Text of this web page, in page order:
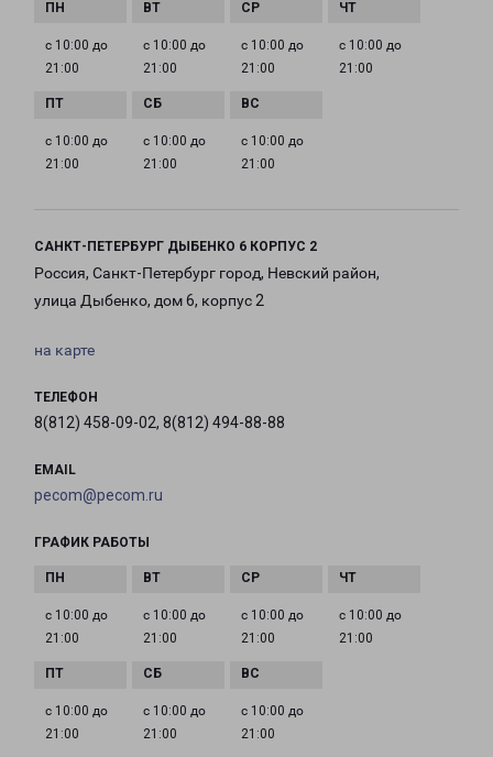
с 10:00 до
21:00
с 10:00 до
21:00
с 10:00 до
21:00
с 10:00 до
21:00
с 10:00 до
21:00
с 10:00 до
21:00
с 10:00 до
21:00
САНКТ-ПЕТЕРБУРГ ДЫБЕНКО 6 КОРПУС 2
Россия, Санкт-Петербург город, Невский район,
улица Дыбенко, дом 6, корпус 2
на карте
ТЕЛЕФОН
8(812) 458-09-02, 8(812) 494-88-88
EMAIL
pecom@pecom.ru
ГРАФИК РАБОТЫ
с 10:00 до
21:00
с 10:00 до
21:00
с 10:00 до
21:00
с 10:00 до
21:00
с 10:00 до
21:00
с 10:00 до
21:00
с 10:00 до
21:00